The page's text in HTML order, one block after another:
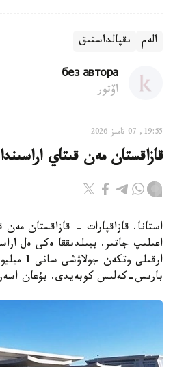
الەم ىقپالداستىق
без автора
اۆتور
19:55, 07 تامىز 2026
قازاقستان مەن قىتاي
استانا. قازاقپارات - قازاقستان
اعىلىپ جاتىر. بيىلدىققا ەكى ەل
ارقىلى
بارىس-كەلىس كوبەيدى. بۇعان